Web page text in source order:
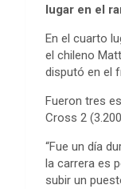
lugar en el
En el cuarto
el chileno
disputó en el
Fueron tres
Cross 2
“Fue un día
la carrera es
subir un